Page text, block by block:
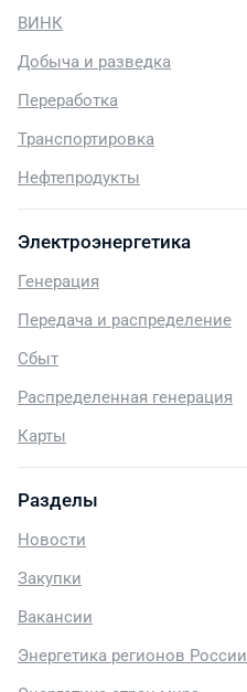
ВИНК
Добыча и разведка
Переработка
Транспортировка
Нефтепродукты
Электроэнергетика
Генерация
Передача и распределение
Сбыт
Распределенная генерация
Карты
Разделы
Новости
Закупки
Вакансии
Энергетика регионов России